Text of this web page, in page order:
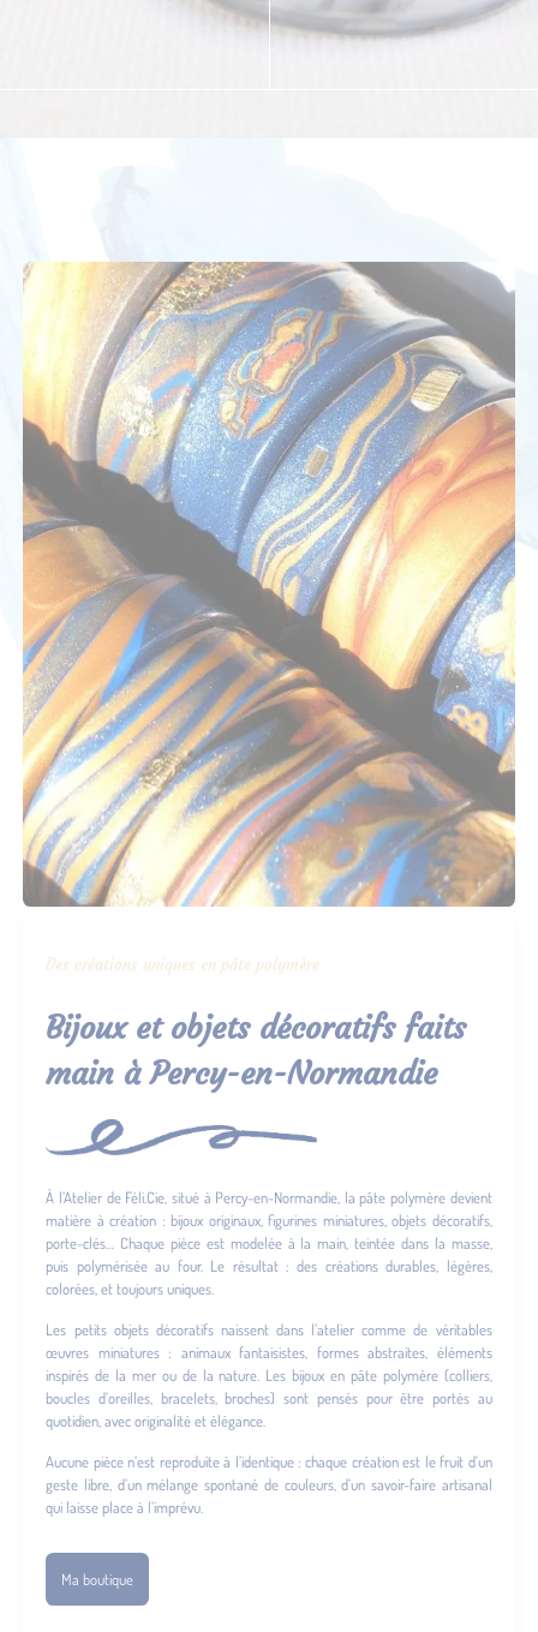
Des créations uniques en pâte polymère
Bijoux et objets décoratifs faits
main à Percy-en-Normandie
À l’Atelier de Féli.Cie, situé à Percy-en-Normandie, la pâte polymère devient
matière à création : bijoux originaux, figurines miniatures, objets décoratifs,
porte-clés… Chaque pièce est modelée à la main, teintée dans la masse,
puis polymérisée au four. Le résultat : des créations durables, légères,
colorées, et toujours uniques.
Les petits objets décoratifs naissent dans l’atelier comme de véritables
œuvres miniatures : animaux fantaisistes, formes abstraites, éléments
inspirés de la mer ou de la nature. Les bijoux en pâte polymère (colliers,
boucles d’oreilles, bracelets, broches) sont pensés pour être portés au
quotidien, avec originalité et élégance.
Aucune pièce n’est reproduite à l’identique : chaque création est le fruit d’un
geste libre, d’un mélange spontané de couleurs, d’un savoir-faire artisanal
qui laisse place à l’imprévu.
Ma boutique